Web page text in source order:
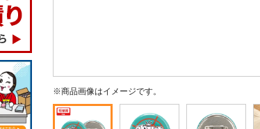
※商品画像はイメージです。